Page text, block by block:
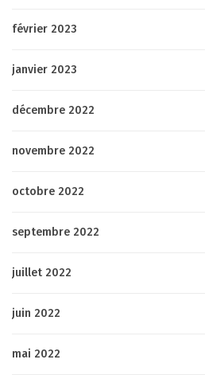
février 2023
janvier 2023
décembre 2022
novembre 2022
octobre 2022
septembre 2022
juillet 2022
juin 2022
mai 2022